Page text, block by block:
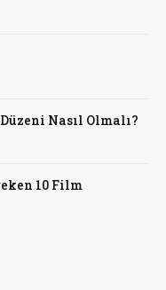
Nasıl Olmalı?
10 Film